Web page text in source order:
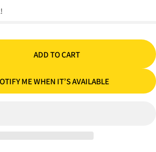
ADD TO CART
ME WHEN IT’S AVAILABLE